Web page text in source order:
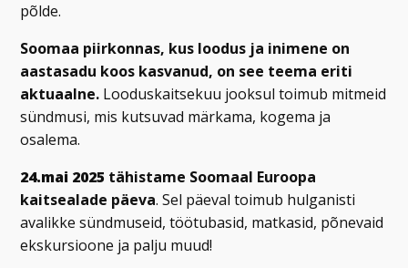
põlde.
Soomaa piirkonnas, kus loodus ja inimene on
aastasadu koos kasvanud, on see teema eriti
aktuaalne. Looduskaitsekuu jooksul toimub mitmeid
sündmusi, mis kutsuvad märkama, kogema ja
osalema.
24.mai 2025 tähistame Soomaal Euroopa
kaitsealade päeva. Sel päeval toimub hulganisti
avalikke sündmuseid, töötubasid, matkasid, põnevaid
ekskursioone ja palju muud!